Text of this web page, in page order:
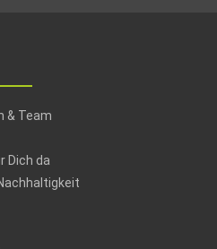
& Team
Dich da